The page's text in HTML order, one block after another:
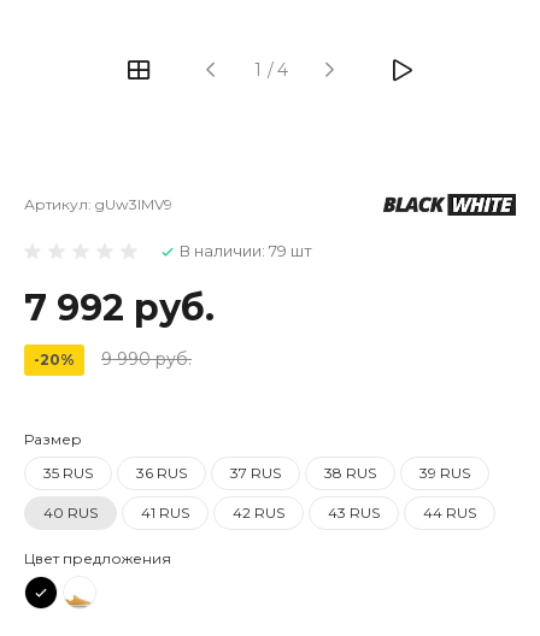
1 /4
Артикул: gUw3IMV9
В наличии: 79 шт
7 992 руб.
-20% 9 990 руб.
Размер
35 RUS
36 RUS 37 RUS 38 RUS 39 RUS
40 RUS 41 RUS 42 RUS 43 RUS 44 RUS
Цвет предложения